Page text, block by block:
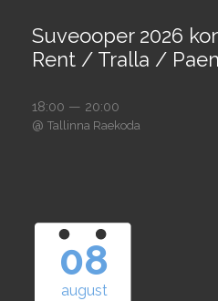
Suveooper 2026
Rent / Tralla /
18:00 — 20:00
@ Tallinna Raekoda
08
august